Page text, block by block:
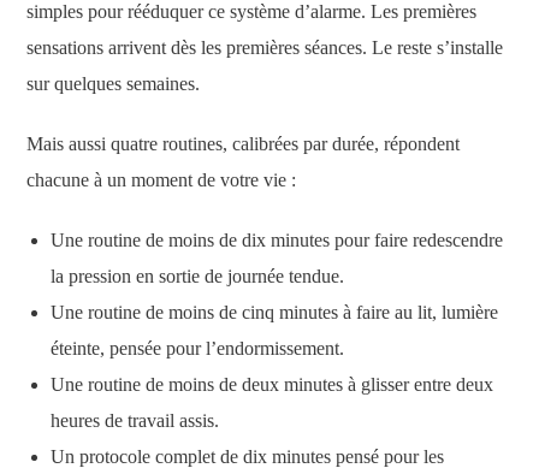
simples pour rééduquer ce système d’alarme. Les premières
sensations arrivent dès les premières séances. Le reste s’installe
sur quelques semaines.
Mais aussi quatre routines, calibrées par durée, répondent
chacune à un moment de votre vie :
Une routine de moins de dix minutes pour faire redescendre
la pression en sortie de journée tendue.
Une routine de moins de cinq minutes à faire au lit, lumière
éteinte, pensée pour l’endormissement.
Une routine de moins de deux minutes à glisser entre deux
heures de travail assis.
Un protocole complet de dix minutes pensé pour les